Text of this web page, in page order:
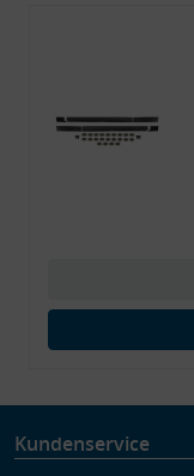
Kundenservice